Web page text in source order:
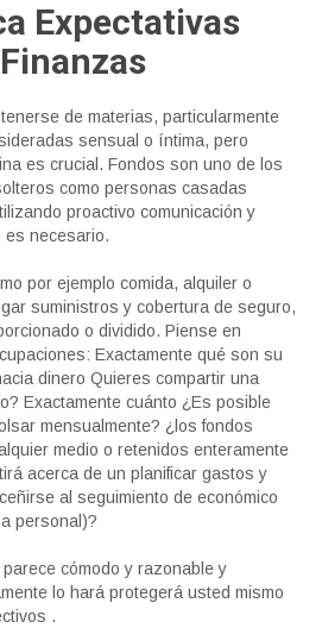
Expectativas
de materias, particularmente
sensual o íntima, pero
es crucial. Fondos son uno de los
como personas casadas
proactivo comunicación y
es necesario.
por ejemplo comida, alquiler o
suministros y cobertura de seguro,
o dividido. Piense en
Exactamente qué son su
dinero Quieres compartir una
Exactamente cuánto ¿Es posible
mensualmente? ¿los fondos
medio o retenidos enteramente
acerca de un planificar gastos y
al seguimiento de económico
personal)?
cómodo y razonable y
lo hará protegerá usted mismo
.